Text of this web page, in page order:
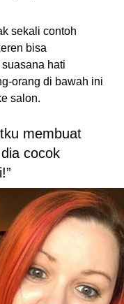
sekali contoh
bisa
hati
orang di bawah ini
salon.
membuat
cocok